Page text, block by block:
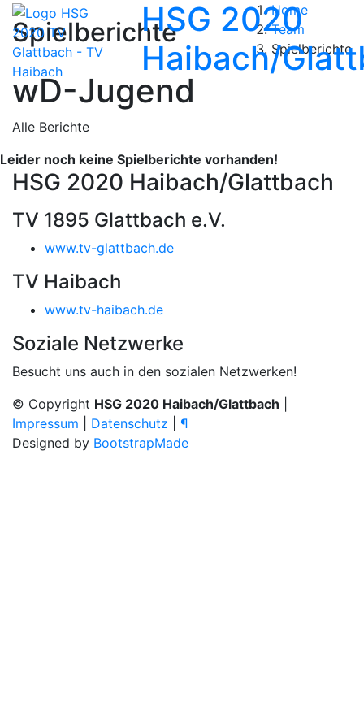
HSG 2020
Haibach/
Spielberichte
Home
Team
Spielberichte
wD-Jugend
Alle Berichte
Leider noch keine Spielberichte vorhanden!
HSG 2020 Haibach/Glattbach
TV 1895 Glattbach e.V.
www.tv-glattbach.de
TV Haibach
www.tv-haibach.de
Soziale Netzwerke
Besucht uns auch in den sozialen Netzwerken!
© Copyright HSG 2020 Haibach/Glattbach
Impressum
Datenschutz
¶
Designed by BootstrapMade